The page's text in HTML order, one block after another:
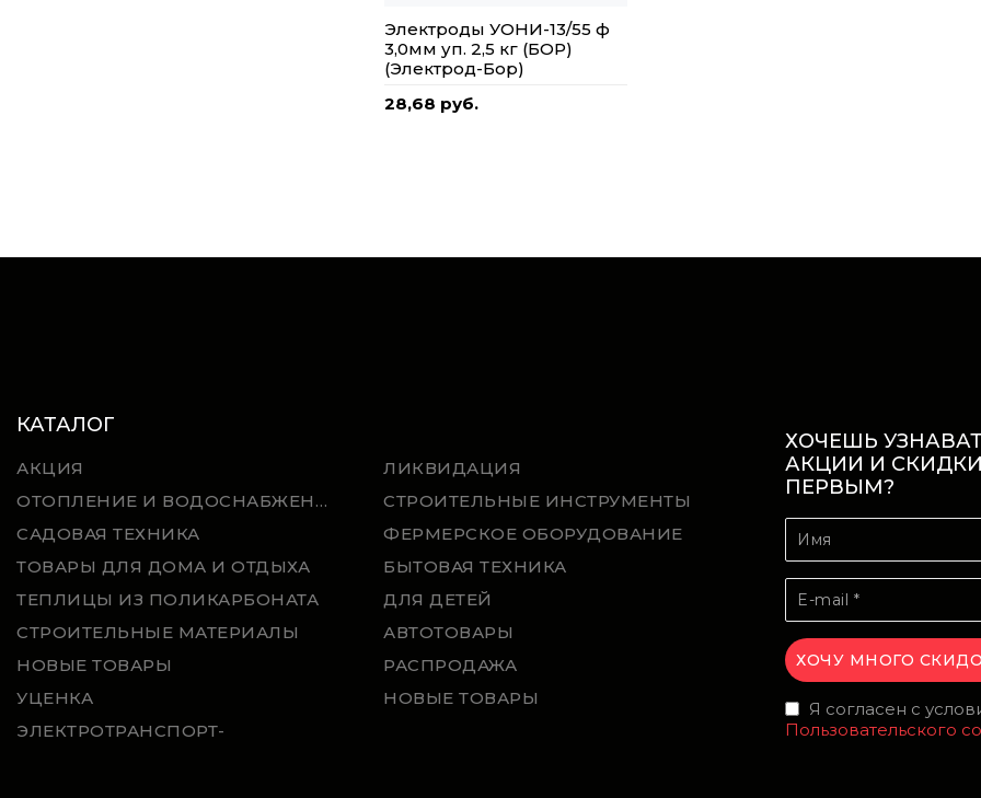
Электроды УОНИ-13/55 ф
3,0мм уп. 2,5 кг (БОР)
(Электрод-Бор)
28,68 руб.
КАТАЛОГ
АКЦИЯ
ЛИКВИДАЦИЯ
ОТОПЛЕНИЕ И ВОДОСНАБЖЕНИЕ
СТРОИТЕЛЬНЫЕ ИНСТРУМЕНТЫ
САДОВАЯ ТЕХНИКА
ФЕРМЕРСКОЕ ОБОРУДОВАНИЕ
ТОВАРЫ ДЛЯ ДОМА И ОТДЫХА
БЫТОВАЯ ТЕХНИКА
ТЕПЛИЦЫ ИЗ ПОЛИКАРБОНАТА
ДЛЯ ДЕТЕЙ
СТРОИТЕЛЬНЫЕ МАТЕРИАЛЫ
АВТОТОВАРЫ
НОВЫЕ ТОВАРЫ
РАСПРОДАЖА
УЦЕНКА
НОВЫЕ ТОВАРЫ
ЭЛЕКТРОТРАНСПОРТ-
ХОЧЕШЬ
АКЦИИ И
ПЕРВЫМ?
Я согласен с
Пользовательского